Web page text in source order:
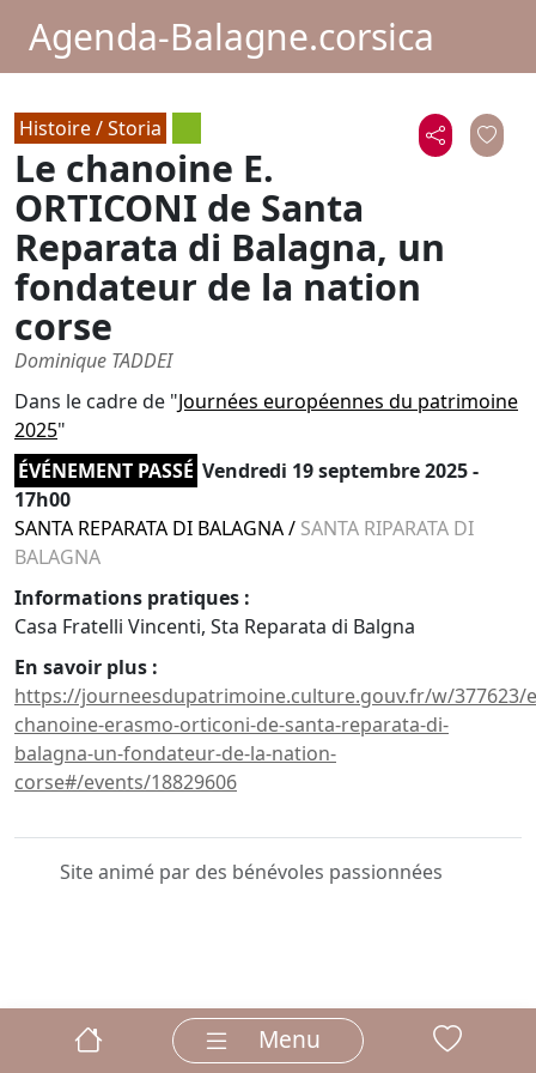
Agenda-Balagne.corsica
Histoire / Storia
Le chanoine E.
ORTICONI de Santa
Reparata di Balagna, un
fondateur de la nation
corse
Dominique TADDEI
Dans le cadre de "Journées européennes du patrimoine
2025"
ÉVÉNEMENT PASSÉ Vendredi 19 septembre 2025 -
17h00
SANTA REPARATA DI BALAGNA/ SANTA RIPARATA DI
BALAGNA
Informations pratiques :
Casa Fratelli Vincenti, Sta Reparata di Balgna
En savoir plus :
https://journeesdupatrimoine.culture.gouv.fr/w/377623/
chanoine-erasmo-orticoni-de-santa-reparata-di-
balagna-un-fondateur-de-la-nation-
corse#/events/18829606
Site animé par des bénévoles passionnées
Menu